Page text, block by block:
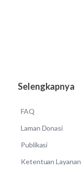
Selengkapnya
FAQ
Laman Donasi
Publikasi
Ketentuan Layanan